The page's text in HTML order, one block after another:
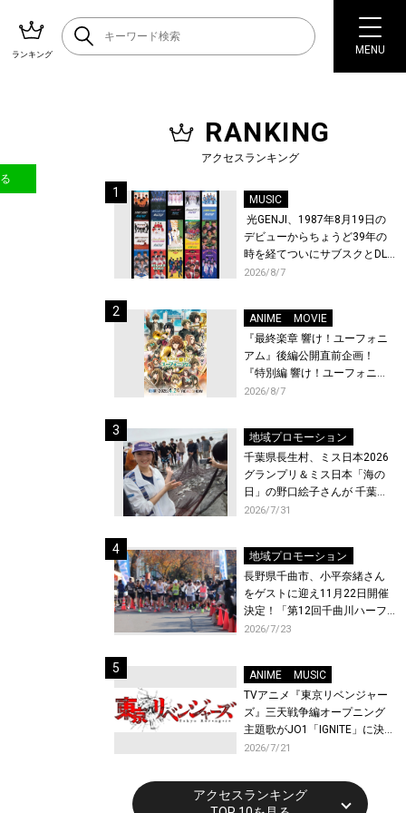
ランキング MENU
RANKING
アクセスランキング
MUSIC
光GENJI、1987年8月19日の
デビューからちょうど39年の
時を経てついにサブスクとDL
配信が解禁！
2026/8/7
ANIME
MOVIE
『最終楽章 響け！ユーフォニ
アム』後編公開直前企画！
『特別編 響け！ユーフォニア
ム〜アンサンブルコンテス
映が決定！
2026/8/7
地域プロモーション
千葉県長生村、ミス日本2026
グランプリ＆ミス日本「海の
日」の野口絵子さんが 千葉県
唯一の村・長生村で地引網を
2026/7/31
地域プロモーション
長野県千曲市、小平奈緒さん
をゲストに迎え11月22日開催
決定！「第12回千曲川ハーフ
マラソン」エントリー受付開
2026/7/23
ANIME
MUSIC
TVアニメ『東京リベンジャー
ズ』三天戦争編オープニング
主題歌がJO1「IGNITE」に決
定！メンバー全員から喜びと
トが到着！9月に東京・大阪で
先行上映会を開催！
2026/7/21
アクセスランキング